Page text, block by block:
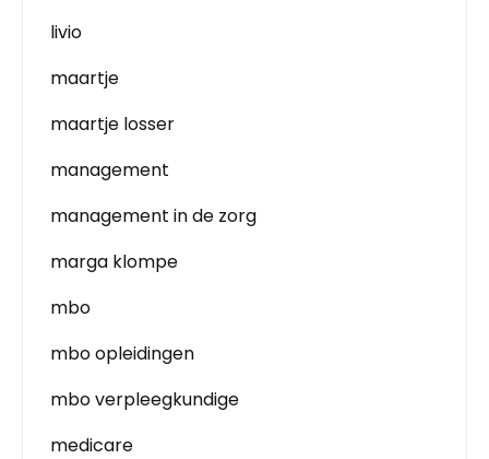
livio
maartje
maartje losser
management
management in de zorg
marga klompe
mbo
mbo opleidingen
mbo verpleegkundige
medicare